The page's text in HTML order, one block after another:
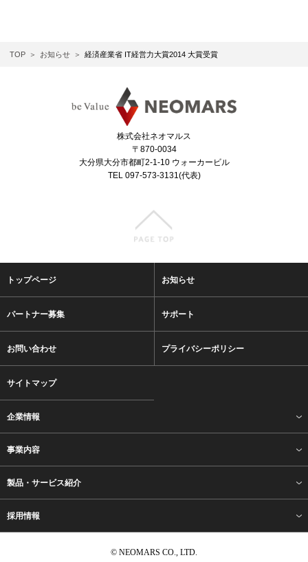
TOP お知らせ 経済産業省 IT経営力大賞2014 大賞受賞
株式会社ネオマルス
〒870-0034
大分県大分市都町2-1-10 ウォーカービル
TEL 097-573-3131(代表)
トップページ お知らせ
パートナー募集 サポート
お問い合わせ プライバシーポリシー
サイトマップ
企業情報
事業内容
製品・サービス紹介
採用情報
© NEOMARS CO., LTD.